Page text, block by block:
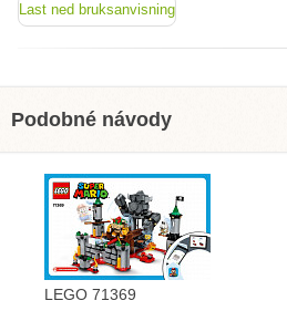
Last ned bruksanvisning
Podobné návody
LEGO 71369